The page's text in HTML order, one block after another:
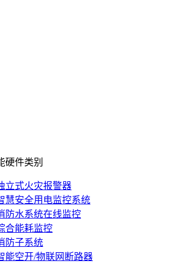
硬件类别
立式火灾报警器
慧安全用电监控系统
防水系统在线监控
合能耗监控
防子系统
能空开/物联网断路器